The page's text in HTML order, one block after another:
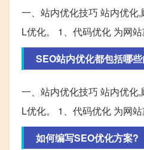
一、站内优化技巧 站内优化
L优化。 1、代码优化 为网站
SEO站内优化都包括哪
一、站内优化技巧 站内优化
L优化。 1、代码优化 为网站
如何编写SEO优化方案?